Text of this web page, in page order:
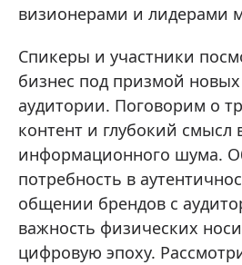
визионерами и лидерами
Спикеры и участники
бизнес под призмой
аудитории. Поговорим о
контент и глубокий смысл
информационного шума.
потребность в
общении брендов с
важность физических
цифровую эпоху.